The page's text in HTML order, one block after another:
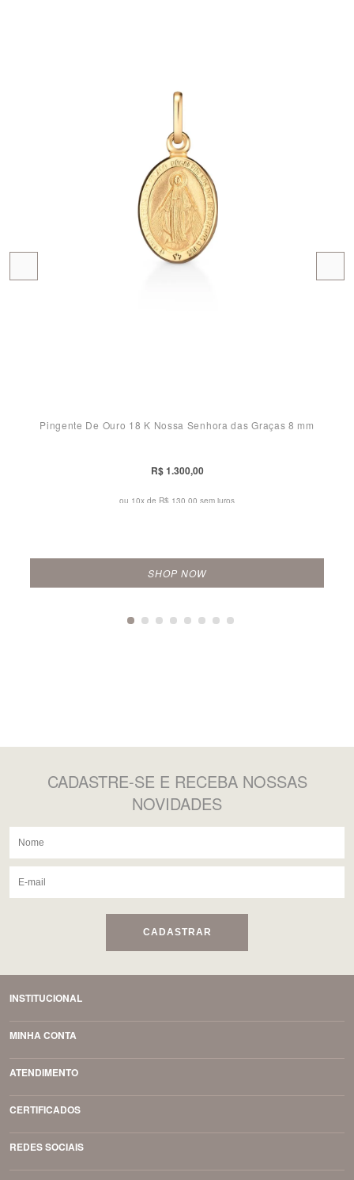
Pingente De Ouro 18 K Nossa Senhora das Graças 8 mm
R$ 1.300,00
ou 10x de R$ 130,00 sem juros
SHOP NOW
CADASTRE-SE E RECEBA NOSSAS
NOVIDADES
CADASTRAR
INSTITUCIONAL
MINHA CONTA
ATENDIMENTO
CERTIFICADOS
REDES SOCIAIS